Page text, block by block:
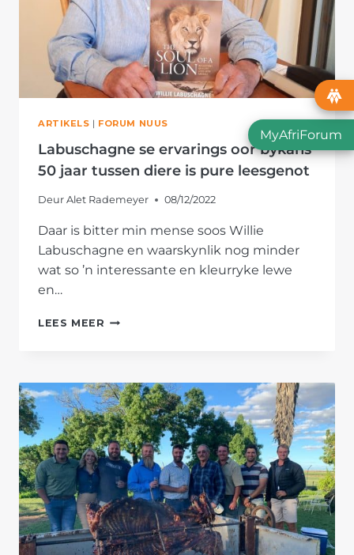
ARTIKELS | FORUM NUUS
Labuschagne se ervarings oor bykans
50 jaar tussen diere is pure leesgenot
Deur Alet Rademeyer 08/12/2022
Daar is bitter min mense soos Willie
Labuschagne en waarskynlik nog minder
wat so ’n interessante en kleurryke lewe
en…
LEES MEER LABUSCHAGNE
BYKANS
50
JAAR
TUSSEN
DIERE
IS
PURE
LEESGENOT
MyAfriForum